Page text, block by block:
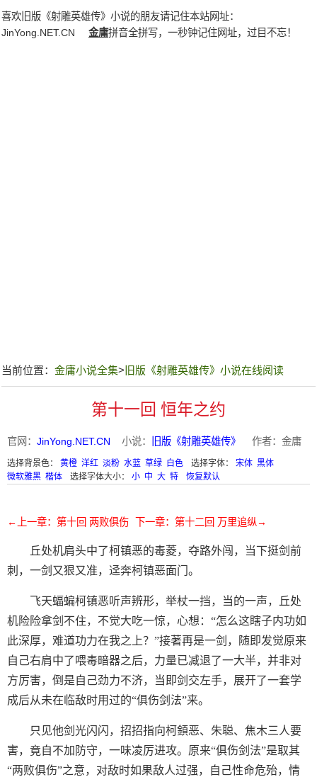
喜欢旧版《射雕英雄传》小说的朋友请记住本站网址：
JinYong.NET.CN
金庸拼音全拼写，一秒钟记住网址，过目不忘！
当前位置： 金庸小说全集> 旧版《射雕英雄传》小说在线阅读
第十一回 恒年之约
官网： JinYong.NET.CN 小说： 旧版《射雕英雄传》 作者：金庸
选择背景色： 黄橙 洋红 淡粉 水蓝 草绿 白色 选择字体： 宋体 黑体
微软雅黑 楷体 选择字体大小： 小 中 大 特 恢复默认
←上一章：第十回 两败俱伤 下一章：第十二回 万里追纵→
丘处机肩头中了柯镇恶的毒菱，夺路外闯，当下挺剑前
刺，一剑又狠又准，迳奔柯镇恶面门。
飞天蝠蝙柯镇恶听声辨形，举杖一挡，当的一声，丘处
机险险拿剑不住，不觉大吃一惊，心想：“怎么这瞎子内功如
此深厚，难道功力在我之上？”接著再是一剑，随即发觉原来
自己右肩中了喂毒暗器之后，力量已减退了一大半，并非对
方厉害，倒是自己劲力不济，当即剑交左手，展开了一套学
成后从未在临敌时用过的“俱伤剑法”来。
只见他剑光闪闪，招招指向柯顉恶、朱聪、焦木三人要
害，竟自不加防守，一味凌厉进攻。原来“俱伤剑法”是取其
“两败俱伤”之意，对敌时如果敌人过强，自己性命危殆，情